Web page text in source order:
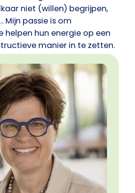
niet (willen) begrijpen,
Mijn passie is om
hun energie op een
manier in te zetten.
mij een praktische en
effectieve
samen werken vormen de
resultaat. PCM biedt
aspecten handvaten die
over dit krachtige
dan gerust contact met me